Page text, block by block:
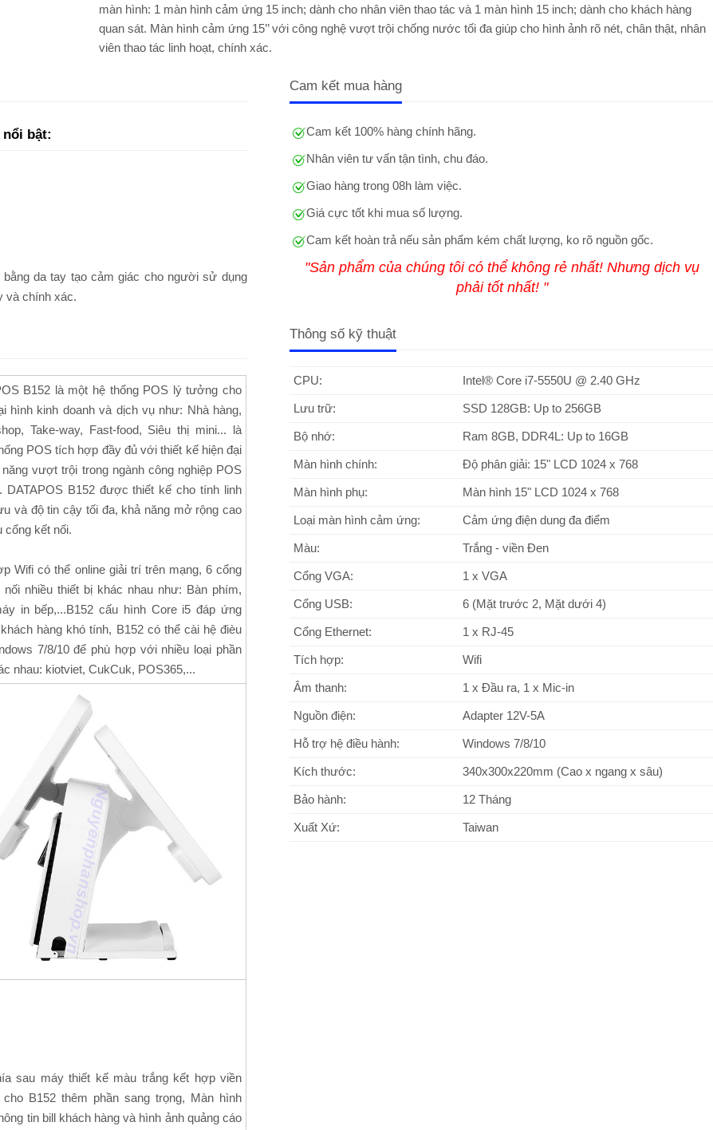
màn hình: 1 màn hình cảm ứng 15 inch; dành cho nhân viên thao tác và 1 màn hình 15 inch; dành cho khách hàng
quan sát. Màn hình cảm ứng 15’’ với công nghệ vượt trội chống nước tối đa giúp cho hình ảnh rõ nét, chân thật, nhân
viên thao tác linh hoạt, chính xác.
nổi bật:
da tay tạo cảm giác cho người sử dụng
và chính xác.
B152 là một hệ thống POS lý tưởng cho
hình kinh doanh và dịch vụ như: Nhà hàng,
Take-way, Fast-food, Siêu thị mini... là
POS tích hợp đầy đủ với thiết kế hiện đại
vượt trội trong ngành công nghiệp POS
DATAPOS B152 được thiết kế cho tính linh
và độ tin cậy tối đa, khả năng mở rộng cao
cổng kết nối.
Wifi có thể online giải trí trên mạng, 6 cổng
nối nhiều thiết bị khác nhau như: Bàn phím,
in bếp,...B152 cấu hình Core i5 đáp ứng
hàng khó tính, B152 có thể cài hệ đièu
7/8/10 để phù hợp với nhiều loại phần
nhau: kiotviet, CukCuk, POS365,...
sau máy thiết kế màu trắng kết hợp viền
B152 thêm phần sang trọng, Màn hình
tin bill khách hàng và hình ảnh quảng cáo
Cam kết mua hàng
Cam kết 100% hàng chính hãng.
Nhân viên tư vấn tận tình, chu đáo.
Giao hàng trong 08h làm việc.
Giá cực tốt khi mua số lượng.
Cam kết hoàn trả nếu sản phẩm kém chất lượng, ko rõ nguồn gốc.
"Sản phẩm của chúng tôi có thể không rẻ nhất! Nhưng dịch vụ
phải tốt nhất! "
Thông số kỹ thuật
CPU: Intel® Core i7-5550U @ 2.40 GHz
Lưu trữ: SSD 128GB: Up to 256GB
Bộ nhớ: Ram 8GB, DDR4L: Up to 16GB
Màn hình chính: Độ phân giải: 15" LCD 1024 x 768
Màn hình phụ: Màn hình 15" LCD 1024 x 768
Loại màn hình cảm ứng: Cảm ứng điện dung đa điểm
Màu: Trắng - viền Đen
Cổng VGA: 1 x VGA
Cổng USB: 6 (Mặt trước 2, Mặt dưới 4)
Cổng Ethernet: 1 x RJ-45
Tích hợp: Wifi
Âm thanh: 1 x Đầu ra, 1 x Mic-in
Nguồn điện: Adapter 12V-5A
Hỗ trợ hệ điều hành: Windows 7/8/10
Kích thước: 340x300x220mm (Cao x ngang x sâu)
Bảo hành: 12 Tháng
Xuất Xứ: Taiwan